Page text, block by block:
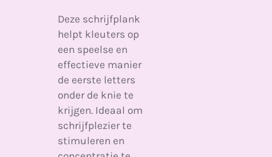
Deze schrijfplank
helpt kleuters op
een speelse en
effectieve manier
de eerste letters
onder de knie te
krijgen. Ideaal om
schrijfplezier te
stimuleren en